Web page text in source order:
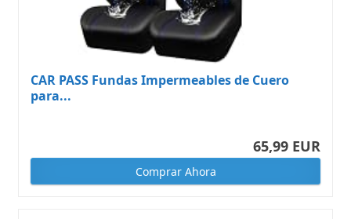
CAR PASS Fundas Impermeables de Cuero
para...
65,99 EUR
Comprar Ahora